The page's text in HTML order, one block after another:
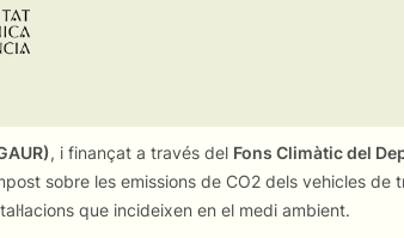
, i finançat a través del Fons Climàtic del
sobre les emissions de CO2 dels vehicles
que incideixen en el medi ambient.